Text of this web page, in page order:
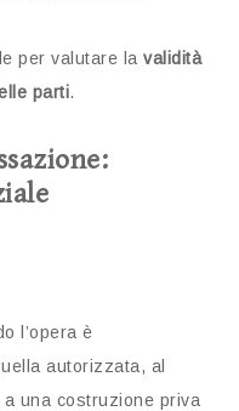
per valutare la validità
parti.
l’opera è
autorizzata, al
una costruzione priva